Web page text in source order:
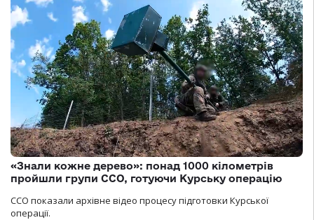
«Знали кожне дерево»: понад 1000 кілометрів
пройшли групи ССО, готуючи Курську операцію
ССО показали архівне відео процесу підготовки Курської
операції.